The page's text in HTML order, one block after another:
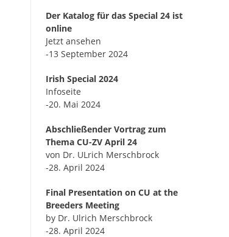
Der Katalog für das Special 24 ist
online
Jetzt ansehen
-13 September 2024
Irish Special 2024
Infoseite
-20. Mai 2024
Abschließender Vortrag zum
Thema CU-ZV April 24
von Dr. ULrich Merschbrock
-28. April 2024
Final Presentation on CU at the
Breeders Meeting
by Dr. Ulrich Merschbrock
-28. April 2024